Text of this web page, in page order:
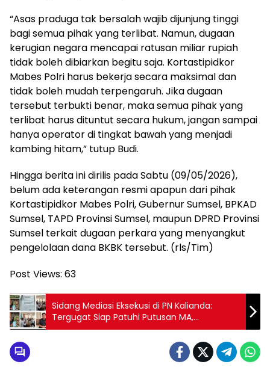
“Asas praduga tak bersalah wajib dijunjung tinggi
bagi semua pihak yang terlibat. Namun, dugaan
kerugian negara mencapai ratusan miliar rupiah
tidak boleh dibiarkan begitu saja. Kortastipidkor
Mabes Polri harus bekerja secara maksimal dan
tidak boleh mudah terpengaruh. Jika dugaan
tersebut terbukti benar, maka semua pihak yang
terlibat harus dituntut secara hukum, jangan sampai
hanya operator di tingkat bawah yang menjadi
kambing hitam,” tutup Budi.
Hingga berita ini dirilis pada Sabtu (09/05/2026),
belum ada keterangan resmi apapun dari pihak
Kortastipidkor Mabes Polri, Gubernur Sumsel, BPKAD
Sumsel, TAPD Provinsi Sumsel, maupun DPRD Provinsi
Sumsel terkait dugaan perkara yang menyangkut
pengelolaan dana BKBK tersebut. (rls/Tim)
Post Views: 63
Sidang Mediasi Eksekusi di PN Kalianda:
Tergugat Siap Patuhi Putusan MA,
Pembayaran Ganti Rugi Tanah Masih